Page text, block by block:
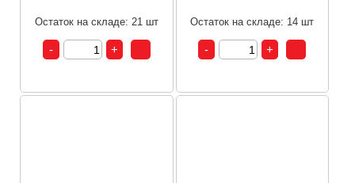
Остаток на складе: 21 шт Остаток на складе: 14 шт